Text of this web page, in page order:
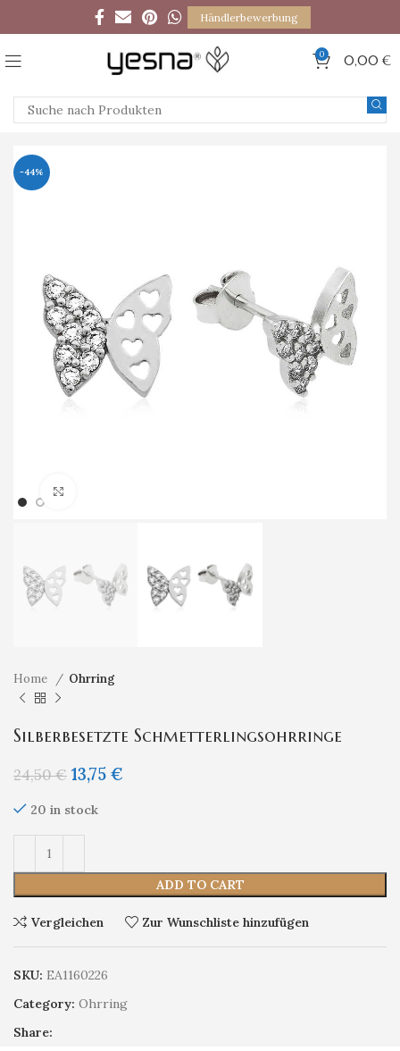
Händlerbewerbung
0 0,00 €
-44%
Home Ohrring
Silberbesetzte Schmetterlingsohrringe
24,50€ 13,75 €
20 in stock
ADD TO CART
Vergleichen Zur Wunschliste hinzufügen
SKU: EA1160226
Category: Ohrring
Share: